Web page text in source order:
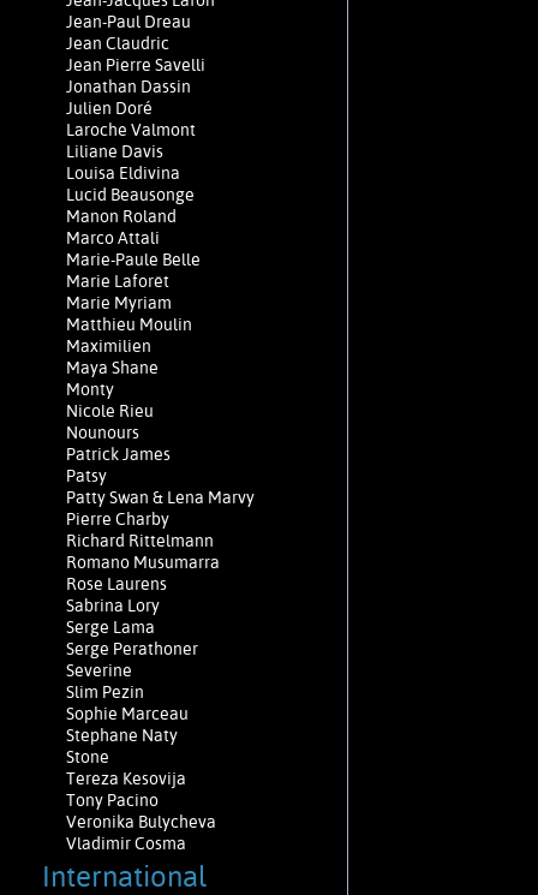
Jean-Paul Dreau
Jean Claudric
Jean Pierre Savelli
Jonathan Dassin
Julien Doré
Laroche Valmont
Liliane Davis
Louisa Eldivina
Lucid Beausonge
Manon Roland
Marco Attali
Marie-Paule Belle
Marie Laforêt
Marie Myriam
Matthieu Moulin
Maximilien
Maya Shane
Monty
Nicole Rieu
Nounours
Patrick James
Patsy
Patty Swan & Lena Marvy
Pierre Charby
Richard Rittelmann
Romano Musumarra
Rose Laurens
Sabrina Lory
Serge Lama
Serge Perathoner
Severine
Slim Pezin
Sophie Marceau
Stephane Naty
Stone
Tereza Kesovija
Tony Pacino
Veronika Bulycheva
Vladimir Cosma
International